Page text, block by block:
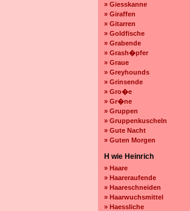
» Giesskanne
» Giraffen
» Gitarren
» Goldfische
» Grabende
» Grash�pfer
» Graue
» Greyhounds
» Grinsende
» Gro�e
» Gr�ne
» Gruppen
» Gruppenkuscheln
» Gute Nacht
» Guten Morgen
H wie Heinrich
» Haare
» Haareraufende
» Haareschneiden
» Haarwuchsmittel
» Haessliche